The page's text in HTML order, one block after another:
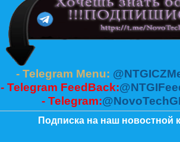
- Telegram Menu:
- Telegram FeedBack:
- Telegram:
Подписка на наш новостной